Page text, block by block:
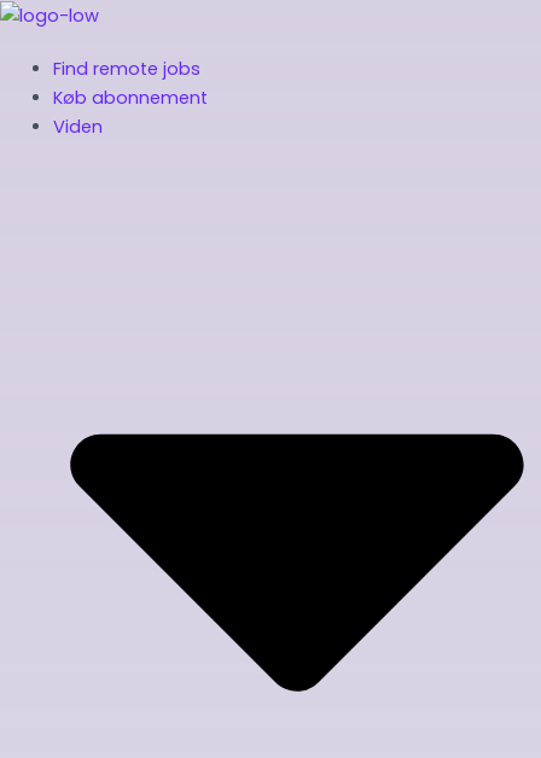
Gå
indholdetFind remote jobs
Køb abonnement
Viden